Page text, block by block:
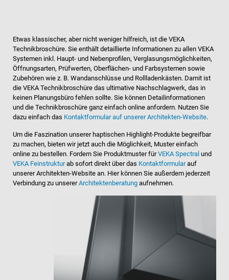
Etwas klassischer, aber nicht weniger hilfreich, ist die VEKA
Technikbroschüre. Sie enthält detaillierte Informationen zu allen VEKA
Systemen inkl. Haupt- und Nebenprofilen, Verglasungsmöglichkeiten,
Öffnungsarten, Prüfwerten, Oberflächen- und Farbsystemen sowie
Zubehören wie z. B. Wandanschlüsse und Rollladenkästen. Damit ist
die VEKA Technikbroschüre das ultimative Nachschlagwerk, das in
keinen Planungsbüro fehlen sollte. Sie können Detailinformationen
und die Technikbroschüre ganz einfach online anfordern. Nutzen Sie
dazu einfach das Kontaktformular auf unserer Architekten-Website.
Um die Faszination unserer haptischen Highlight-Produkte begreifbar
zu machen, bieten wir jetzt auch die Möglichkeit, Muster einfach
online zu bestellen. Fordern Sie Produktmuster fürVEKA Spectral und
VEKA Feinstrukturab sofort direkt über das Kontaktformularauf
unserer Architekten-Website an. Hier können Sie außerdem jederzeit
Verbindung zu unsererArchitektenberatung aufnehmen.